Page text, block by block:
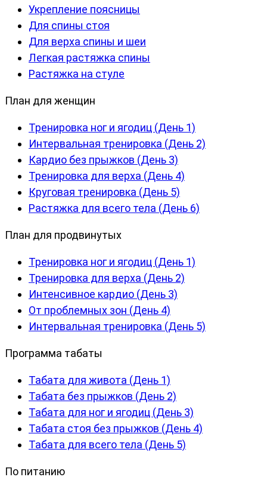
Укрепление поясницы
Для спины стоя
Для верха спины и шеи
Легкая растяжка спины
Растяжка на стуле
План для женщин
Тренировка ног и ягодиц (День 1)
Интервальная тренировка (День 2)
Кардио без прыжков (День 3)
Тренировка для верха (День 4)
Круговая тренировка (День 5)
Растяжка для всего тела (День 6)
План для продвинутых
Тренировка ног и ягодиц (День 1)
Тренировка для верха (День 2)
Интенсивное кардио (День 3)
От проблемных зон (День 4)
Интервальная тренировка (День 5)
Программа табаты
Табата для живота (День 1)
Табата без прыжков (День 2)
Табата для ног и ягодиц (День 3)
Табата стоя без прыжков (День 4)
Табата для всего тела (День 5)
По питанию